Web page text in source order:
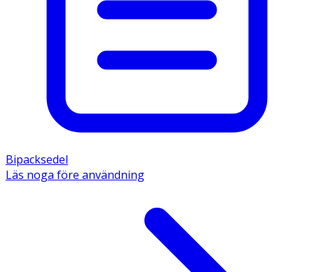
Bipacksedel
Läs noga före användning